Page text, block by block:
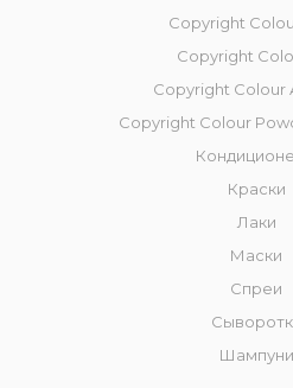
Copyright
Copyright
Copyright Colour
Copyright Colour
Краски
Лаки
Маски
Спреи
Шампуни